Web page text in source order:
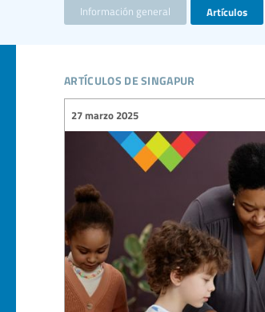
Información general Artículos
artículos de singapur
27 marzo 2025